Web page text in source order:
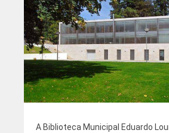
A Biblioteca Municipal Eduardo